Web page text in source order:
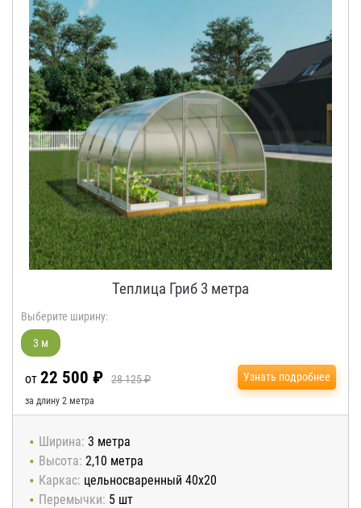
Теплица Гриб 3 метра
Выберите ширину:
3 м
от 22 500 ₽ 28 125 ₽
за длину 2 метра
Узнать подробнее
Ширина: 3 метра
Высота: 2,10 метра
Каркас: цельносваренный 40х20
Перемычки: 5 шт